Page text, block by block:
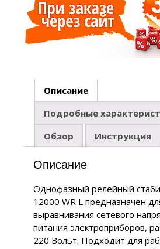
Описание
Подробные
Обзор
Инструкция
Описание
Однофазный релейный
12000 WR L предназначен
выравнивания сетевого
питания электроприборов,
220 Вольт. Подходит для